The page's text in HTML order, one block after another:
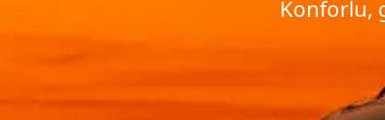
Konforlu,